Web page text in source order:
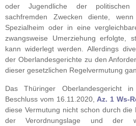
oder Jugendliche der
sachfremden Zwecken diente,
Spezialheim oder in eine
zwangsweise Umerziehung erfolgte,
kann widerlegt werden. Allerdings
der Oberlandesgerichte zu den
dieser gesetzlichen Regelvermutung
Das Thüringer
Beschluss vom 16.11.2020, Az. 1 Ws-
diese Vermutung nicht schon durch die
der Verordnungslage und der